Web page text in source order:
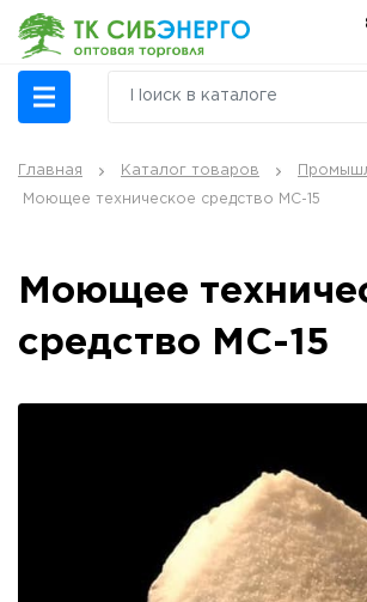
Главная Каталог товаров
Моющее техническое средство МС-15
Моющее
средство МС-15